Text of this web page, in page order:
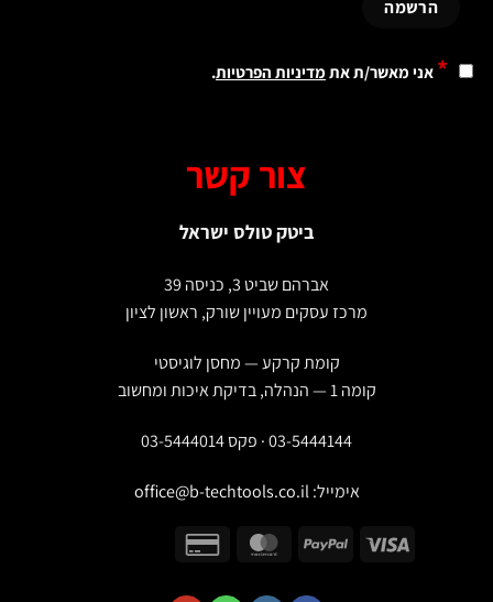
אני מאשר/ת אתמדיניות הפרטיות.
צור קשר
ביטק טולס ישראל
אברהם שביט 3, כניסה 39
מרכז עסקים מעויין שורק, ראשון לציון
קומת קרקע — מחסן לוגיסטי
03-5444144 · פקס 03-5444014
אימייל:office@b-techtools.co.il